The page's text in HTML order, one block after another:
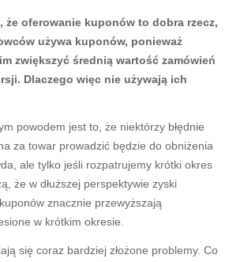
że oferowanie kuponów to dobra rzecz,
używa kuponów, ponieważ
zwiększyć średnią wartość zamówień
Dlaczego więc nie używają ich
powodem jest to, że niektórzy błędnie
za towar prowadzić będzie do obniżenia
ale tylko jeśli rozpatrujemy krótki okres
że w dłuższej perspektywie zyski
znacznie przewyższają
w krótkim okresie.
się coraz bardziej złożone problemy. Co